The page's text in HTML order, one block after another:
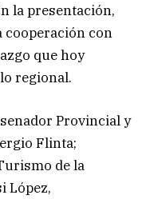
la presentación,
cooperación con
que hoy
regional.
Provincial y
Flinta;
de la
López,